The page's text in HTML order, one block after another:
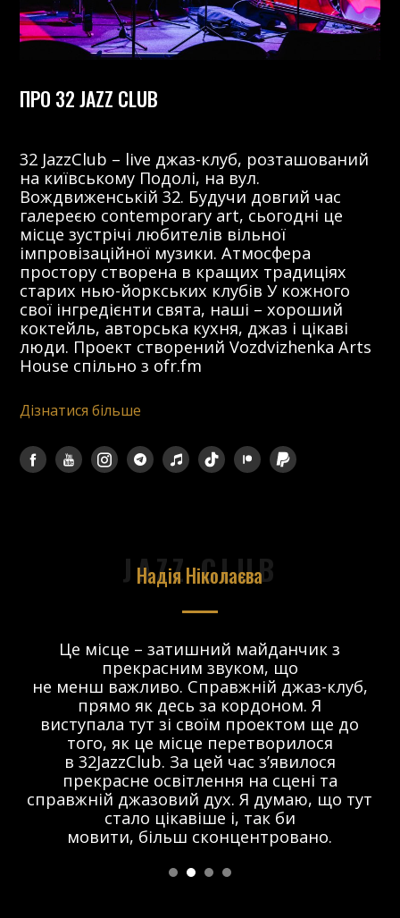
ПРО 32 JAZZ CLUB
32 JazzClub – live джаз-клуб, розташований
на київському Подолі, на вул.
Вождвиженській 32. Будучи довгий час
галереєю contemporary art, сьогодні це
місце зустрічі любителів вільної
імпровізаційної музики. Атмосфера
простору створена в кращих традиціях
старих нью-йоркських клубів У кожного
свої інгредієнти свята, наші – хороший
коктейль, авторська кухня, джаз і цікаві
люди. Проект створений Vozdvizhenka Arts
House спільно з ofr.fm
Дізнатися більше
JAZZ CLUB
Надія Ніколаєва
Це місце – затишний майданчик з
прекрасним звуком, що
не менш важливо. Справжній джаз-клуб,
прямо як десь за кордоном. Я
виступала тут зі своїм проектом ще до
того, як це місце перетворилося
в 32JazzClub. За цей час з’явилося
прекрасне освітлення на сцені та
справжній джазовий дух. Я думаю, що тут
стало цікавіше і, так би
мовити, більш сконцентровано.